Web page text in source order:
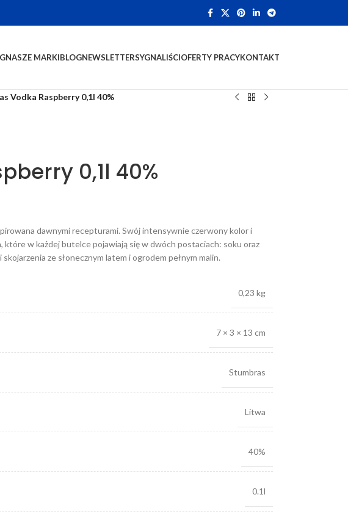
NASZE MARKIBLOGNEWSLETTERSYGNALIŚCIOFERTY PRACYKONTAKT
Vodka Raspberry 0,1l 40%
0,1l 40%
dawnymi recepturami. Swój intensywnie czerwony kolor i
które w każdej butelce pojawiają się w dwóch postaciach: soku oraz
ze słonecznym latem i ogrodem pełnym malin.
0,23 kg
7 × 3 × 13 cm
Stumbras
Litwa
40%
0.1l